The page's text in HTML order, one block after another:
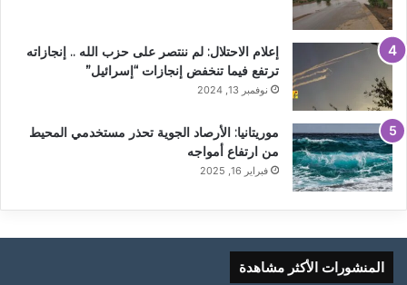
إعلام الاحتلال: لم ننتصر على حزب الله .. إنجازاته
ترتفع فيما تنخفض إنجازات “إسرائيل”
نوفمبر 13, 2024
موريتانيا: الأرصاد الجوية تحذر مستخدمي المحيط
من ارتفاع أمواجه
فبراير 16, 2025
المنشورات الأكثر مشاهدة